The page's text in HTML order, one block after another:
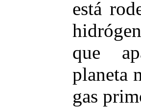
está
que
planeta
gas